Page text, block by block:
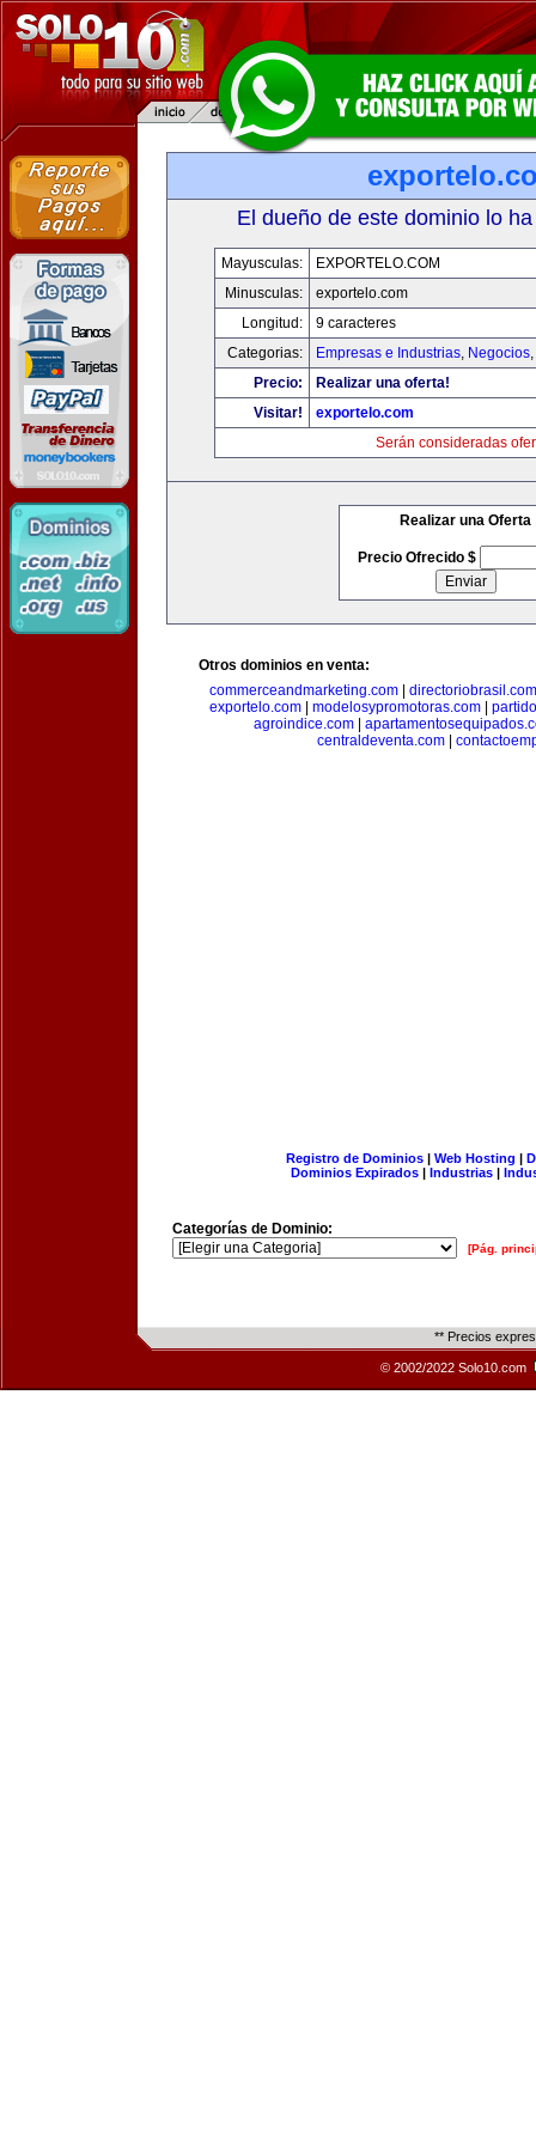
El dueño de este dominio lo
Mayusculas:
EXPORTELO.COM
Minusculas:
exportelo.com
Longitud:
9 caracteres
Categorias:
Empresas e Industrias, Negocios,
Precio:
Realizar una oferta!
Visitar!
exportelo.com
Serán consideradas
Realizar una Oferta
Precio Ofrecido $
Otros dominios en venta:
commerceandmarketing.com| directoriobrasil.com
exportelo.com
modelosypromotoras.com
agroindice.com
centraldeventa.com
Registro de Dominios| Web Hosting |
Dominios Expirados | Industrias |
Categorías de Dominio:
[Pág.
** Precios
© 2002/2022 Solo10.com